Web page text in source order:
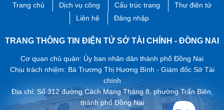
Trang chủ Dịch vụ công Cấu trúc trang
Thư điện tử
Liên hệ
Đăng nhập
TRANG THÔNG TIN ĐIỆN TỬ SỞ TÀI CHÍNH - ĐỒNG NAI
Cơ quan chủ quản: Ủy ban nhân dân thành phố Đồng Nai
Chịu trách nhiệm: Bà Trương Thị Hương Bình - Giám đốc Sở Tài
chính
Địa chỉ: Số 312 đường Cách Mạng Tháng 8, phường Trấn Biên,
thành phố ​Đồng Nai